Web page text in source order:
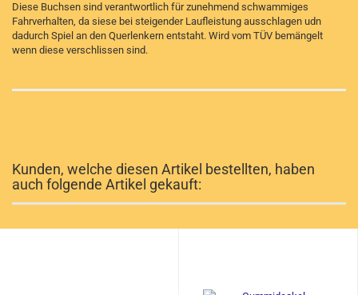
Diese Buchsen sind verantwortlich für zunehmend schwammiges
Fahrverhalten, da siese bei steigender Laufleistung ausschlagen udn
dadurch Spiel an den Querlenkern entstaht. Wird vom TÜV bemängelt
wenn diese verschlissen sind.
Kunden, welche diesen Artikel bestellten, haben
auch folgende Artikel gekauft: